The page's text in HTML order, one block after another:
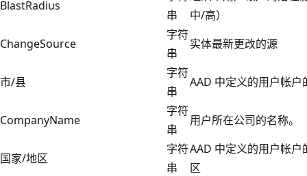
BlastRadius
串
中/高）
ChangeSource
字符
串
实体最新更改的源
市/县
字符
串
AAD 中定义的用户帐户
CompanyName
字符
串
用户所在公司的名称。
国家/地区
字符
串
AAD 中定义的用户帐户
区